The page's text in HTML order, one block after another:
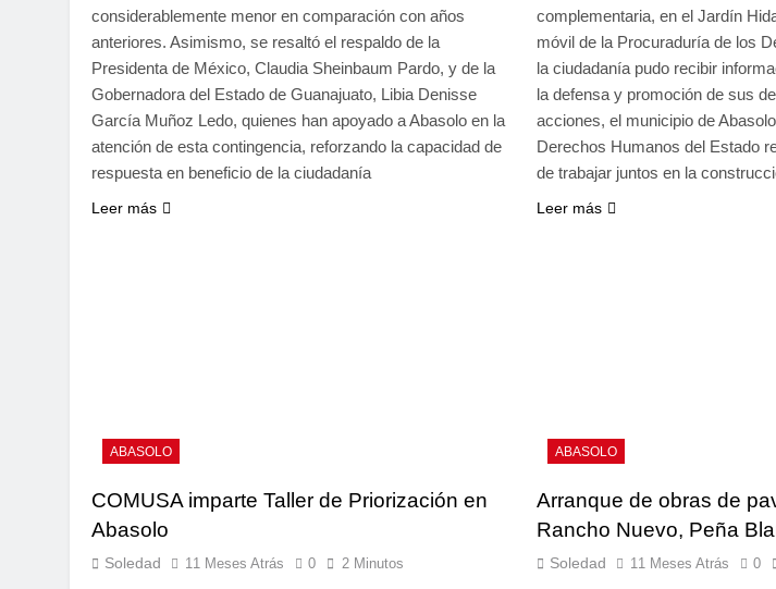
considerablemente menor en comparación con años
anteriores. Asimismo, se resaltó el respaldo de la
Presidenta de México, Claudia Sheinbaum Pardo, y de la
Gobernadora del Estado de Guanajuato, Libia Denisse
García Muñoz Ledo, quienes han apoyado a Abasolo en la
atención de esta contingencia, reforzando la capacidad de
respuesta en beneficio de la ciudadanía
Leer más
complementaria, en el Jardín
móvil de la Procuraduría de los
la ciudadanía pudo recibir
la defensa y promoción de sus
acciones, el municipio de
Derechos Humanos del Estado
de trabajar juntos en la
Leer más
ABASOLO
COMUSA imparte Taller de Priorización en
Abasolo
Soledad 11 Meses Atrás 0 2 Minutos
ABASOLO
Arranque de obras de
Rancho Nuevo, Peña
Soledad 11 Meses Atrás 0